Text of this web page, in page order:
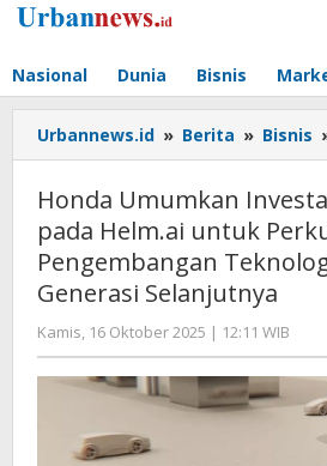
Lewati
Nasional Dunia Bisnis
Urbannews.id » Berita » Bisnis
Honda Umumkan
pada Helm.ai untuk
Pengembangan
Generasi Selanjutnya
Kamis, 16 Oktober 2025 | 12:11 WIB